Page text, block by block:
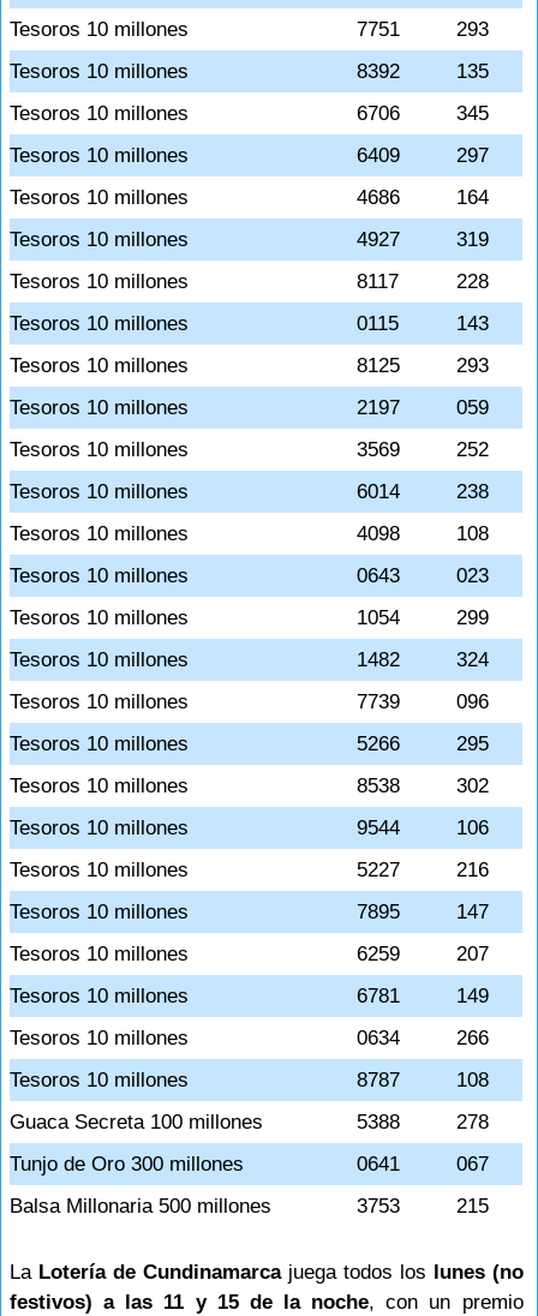
Tesoros 10 millones
7751
293
Tesoros 10 millones
8392
135
Tesoros 10 millones
6706
345
Tesoros 10 millones
6409
297
Tesoros 10 millones
4686
164
Tesoros 10 millones
4927
319
Tesoros 10 millones
8117
228
Tesoros 10 millones
0115
143
Tesoros 10 millones
8125
293
Tesoros 10 millones
2197
059
Tesoros 10 millones
3569
252
Tesoros 10 millones
6014
238
Tesoros 10 millones
4098
108
Tesoros 10 millones
0643
023
Tesoros 10 millones
1054
299
Tesoros 10 millones
1482
324
Tesoros 10 millones
7739
096
Tesoros 10 millones
5266
295
Tesoros 10 millones
8538
302
Tesoros 10 millones
9544
106
Tesoros 10 millones
5227
216
Tesoros 10 millones
7895
147
Tesoros 10 millones
6259
207
Tesoros 10 millones
6781
149
Tesoros 10 millones
0634
266
Tesoros 10 millones
8787
108
Guaca Secreta 100 millones
5388
278
Tunjo de Oro 300 millones
0641
067
Balsa Millonaria 500 millones
3753 215
La Lotería de Cundinamarcajuega todos los lunes (no
festivos) a las 11 y 15 de la noche, con un premio